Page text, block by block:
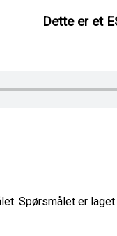
Dette er et
Spørsmålet er